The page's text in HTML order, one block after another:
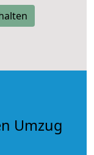
Umzug